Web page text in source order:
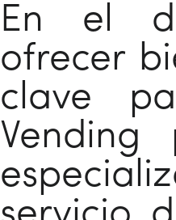
En el
ofrecer
clave
Vending